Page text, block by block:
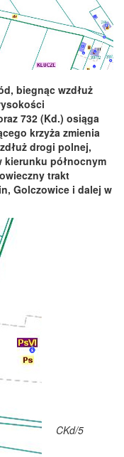
biegnąc wzdłuż
732 (Kd.) osiąga
krzyża zmienia
drogi polnej,
kierunku północnym
trakt
Golczowice i dalej w
CKd/5